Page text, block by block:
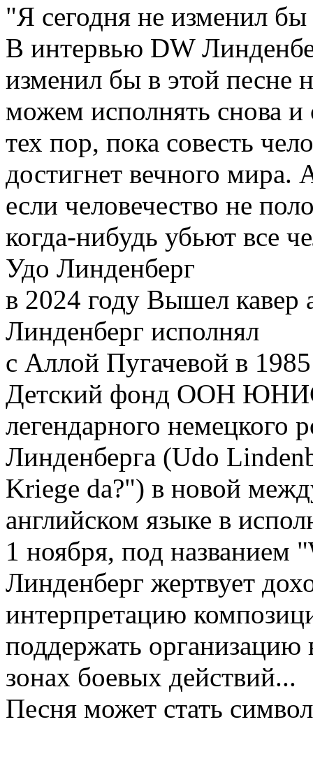
"Я сегодня не изменил
В интервью DW
изменил бы в этой
можем исполнять снова и
тех пор, пока совесть
достигнет вечного
если человечество не
когда-нибудь убьют все
Удо Линденберг
в 2024 году Вышел кавер
Линденберг исполнял
с Аллой Пугачевой в
Детский фонд ООН
легендарного немецкого
Линденберга (Udo
Kriege da?") в новой
английском языке в
1 ноября, под названием
Линденберг жертвует
интерпретацию
поддержать организацию
зонах боевых действий...
Песня может стать